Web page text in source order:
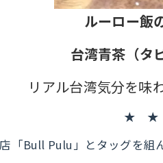
ルーロー飯
台湾青茶（タ
リアル台湾気分を味
★
「Bull Pulu」とタッグを組